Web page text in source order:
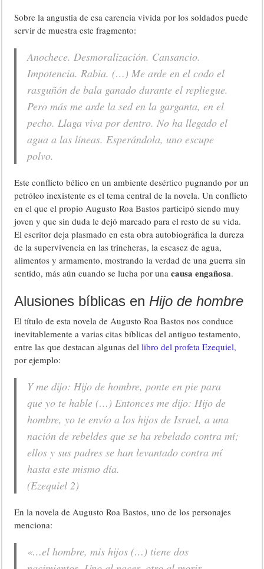
Sobre la angustia de esa carencia vivida por los soldados puede
servir de muestra este fragmento:
Anochece. Desmoralización. Cansancio.
Impotencia. Rabia. (…) Me arde en el codo el
rasguñón de bala ganado durante el repliegue.
Pero más me arde la sed en la garganta, en el
pecho. Llaga viva por dentro. No ha llegado el
agua a las líneas. Esperándola, uno escupe
polvo.
Este conflicto bélico en un ambiente desértico pugnando por un
petróleo inexistente es el tema central de la novela. Un conflicto
en el que el propio Augusto Roa Bastos participó siendo muy
joven y que sin duda le dejó marcado para el resto de su vida.
El escritor deja plasmado en esta obra autobiográfica la dureza
de la supervivencia en las trincheras, la escasez de agua,
alimentos y armamento, mostrando la verdad de una guerra sin
sentido, más aún cuando se lucha por unacausa engañosa.
Alusiones bíblicas en Hijo de hombre
El título de esta novela de Augusto Roa Bastos nos conduce
inevitablemente a varias citas bíblicas del antiguo testamento,
entre las que destacan algunas dellibro del profeta Ezequiel,
por ejemplo:
Y me dijo: Hijo de hombre, ponte en pie para
que yo te hable (…) Entonces me dijo: Hijo de
hombre, yo te envío a los hijos de Israel, a una
nación de rebeldes que se ha rebelado contra mí;
ellos y sus padres se han levantado contra mí
hasta este mismo día.
(Ezequiel 2)
En la novela de Augusto Roa Bastos, uno de los personajes
menciona:
«…el hombre, mis hijos (…) tiene dos